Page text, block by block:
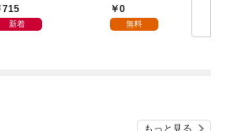
行本版】 第1巻
715
新着
抱かれて困ってます 第
1話
0
無料
もっと見る